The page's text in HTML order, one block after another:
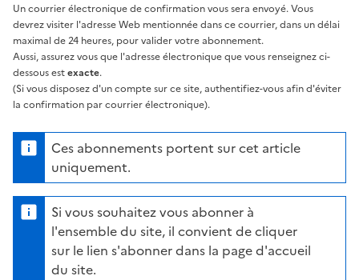
Un courrier électronique de confirmation vous sera envoyé. Vous
devrez visiter l'adresse Web mentionnée dans ce courrier, dans un délai
maximal de 24 heures, pour valider votre abonnement.
Aussi, assurez vous que l'adresse électronique que vous renseignez ci-
dessous estexacte.
(Si vous disposez d'un compte sur ce site, authentifiez-vous afin d'éviter
la confirmation par courrier électronique).
Ces abonnements portent sur cet article
uniquement.
Si vous souhaitez vous abonner à
l'ensemble du site, il convient de cliquer
sur le lien s'abonner dans la page d'accueil
du site.